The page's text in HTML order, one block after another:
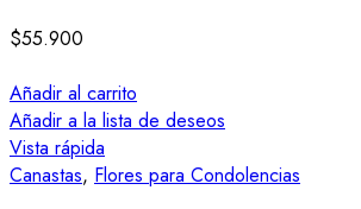
$55.900
Añadir al carrito
Añadir a la lista de deseos
Vista rápida
Canastas, Flores para Condolencias